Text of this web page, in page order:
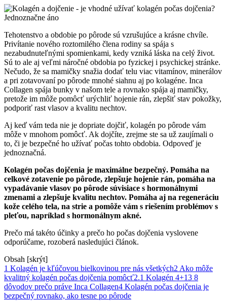
Tehotenstvo a obdobie po pôrode sú vzrušujúce a krásne chvíle.
Privítanie nového roztomilého člena rodiny sa spája s
nezabudnuteľnými spomienkami, kedy vzniká láska na celý život.
Sú to ale aj veľmi náročné obdobia po fyzickej i psychickej stránke.
Nečudo, že sa mamičky snažia dodať telu viac vitamínov, minerálov
a pri zotavovaní po pôrode mnohé siahnu aj po kolagéne. Inca
Collagen spája bunky v našom tele a rovnako spája aj mamičky,
pretože im môže pomôcť urýchliť hojenie rán, zlepšiť stav pokožky,
podporiť rast vlasov a kvalitu nechtov.
Aj keď vám teda nie je dopriate dojčiť, kolagén po pôrode vám
môže v mnohom pomôcť. Ak dojčíte, zrejme ste sa už zaujímali o
to, či je bezpečné ho užívať počas tohto obdobia. Odpoveď je
jednoznačná.
Kolagén počas dojčenia je maximálne bezpečný. Pomáha na
celkové zotavenie po pôrode, zlepšuje hojenie rán, pomáha na
vypadávanie vlasov po pôrode súvisiace s hormonálnymi
zmenami a zlepšuje kvalitu nechtov. Pomáha aj na regeneráciu
kože celého tela, na strie a pomôže vám s riešením problémov s
pleťou, napríklad s hormonálnym akné.
Prečo má takéto účinky a prečo ho počas dojčenia vyslovene
odporúčame, rozoberá nasledujúci článok.
Obsah [skrýt]
1 Kolagén je kľúčovou bielkovinou pre nás všetkých2 Ako môže
kvalitný kolagén počas dojčenia pomôcť2.1 Kolagén 4+13 8
dôvodov prečo práve Inca Collagen4 Kolagén počas dojčenia je
bezpečný rovnako, ako tesne po pôrode